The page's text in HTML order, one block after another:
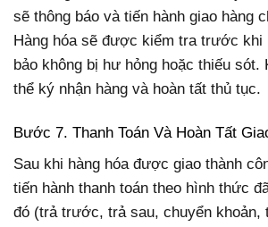
sẽ thông báo và tiến hành giao hàng
Hàng hóa sẽ được kiểm tra trước khi
bảo không bị hư hỏng hoặc thiếu sót.
thể ký nhận hàng và hoàn tất thủ tục.
Bước 7. Thanh Toán Và Hoàn Tất
Sau khi hàng hóa được giao thành
tiến hành thanh toán theo hình thức
đó (trả trước, trả sau, chuyển khoản,